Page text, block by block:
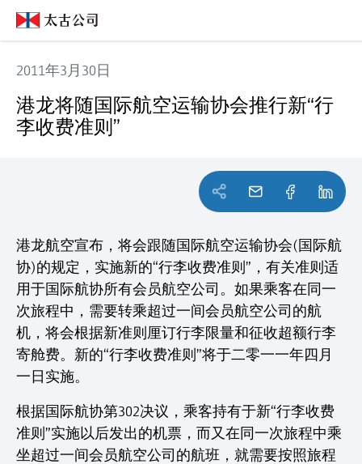
2011年3月30日
港龙将随国际航空运输协会推行新“行
李收费准则”
港龙航空宣布，将会跟随国际航空运输协会(国际航
协)的规定，实施新的“行李收费准则”，有关准则适
用于国际航协所有会员航空公司。如果乘客在同一
次旅程中，需要转乘超过一间会员航空公司的航
机，将会根据新准则厘订行李限量和征收超额行李
寄舱费。新的“行李收费准则”将于二零一一年四月
一日实施。
根据国际航协第302决议，乘客持有于新“行李收费
准则”实施以后发出的机票，而又在同一次旅程中乘
坐超过一间会员航空公司的航班，就需要按照旅程